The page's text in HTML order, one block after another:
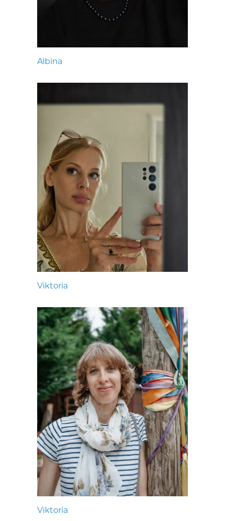
Albina
Viktoria
Viktoria